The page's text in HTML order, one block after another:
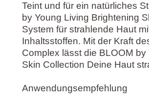
Teint und für ein natürliches
by Young Living Brightening
System für strahlende Haut
Inhaltsstoffen. Mit der Kraft
Complex lässt die BLOOM
Skin Collection Deine Haut
Anwendungsempfehlung